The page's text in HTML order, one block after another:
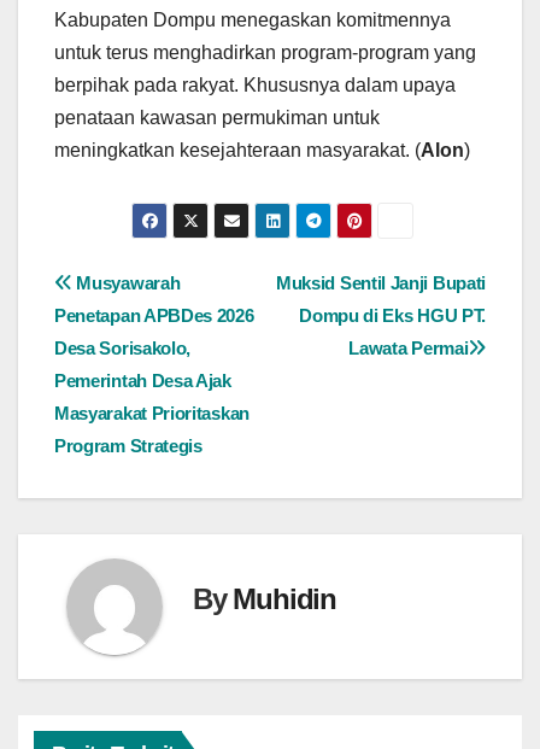
Kabupaten Dompu menegaskan komitmennya
untuk terus menghadirkan program-program yang
berpihak pada rakyat. Khususnya dalam upaya
penataan kawasan permukiman untuk
meningkatkan kesejahteraan masyarakat. (Alon)
Navigasi
pos
Muksid Sentil Janji Bupati
Dompu di Eks HGU PT.
Lawata Permai
Musyawarah
Penetapan APBDes 2026
Desa Sorisakolo,
Pemerintah Desa Ajak
Masyarakat Prioritaskan
Program Strategis
ByMuhidin